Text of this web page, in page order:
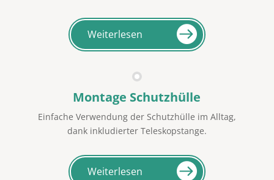
Weiterlesen
Montage Schutzhülle
Einfache Verwendung der Schutzhülle im Alltag,
dank inkludierter Teleskopstange.
Weiterlesen